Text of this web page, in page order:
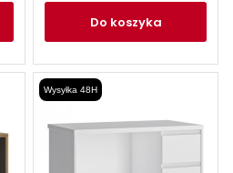
do koszyka
Wysyłka 48H